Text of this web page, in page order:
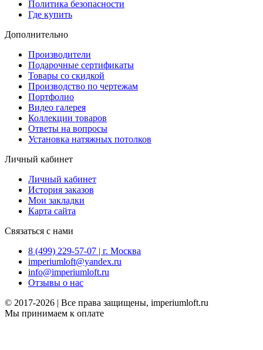
Политика безопасности
Где купить
Дополнительно
Производители
Подарочные сертификаты
Товары со скидкой
Производство по чертежам
Портфолио
Видео галерея
Коллекции товаров
Ответы на вопросы
Установка натяжных потолков
Личный кабинет
Личный кабинет
История заказов
Мои закладки
Карта сайта
Связаться с нами
8 (499) 229-57-07 | г. Москва
imperiumloft@yandex.ru
info@imperiumloft.ru
Отзывы о нас
© 2017-2026 | Все права защищены, imperiumloft.ru
Мы принимаем к оплате